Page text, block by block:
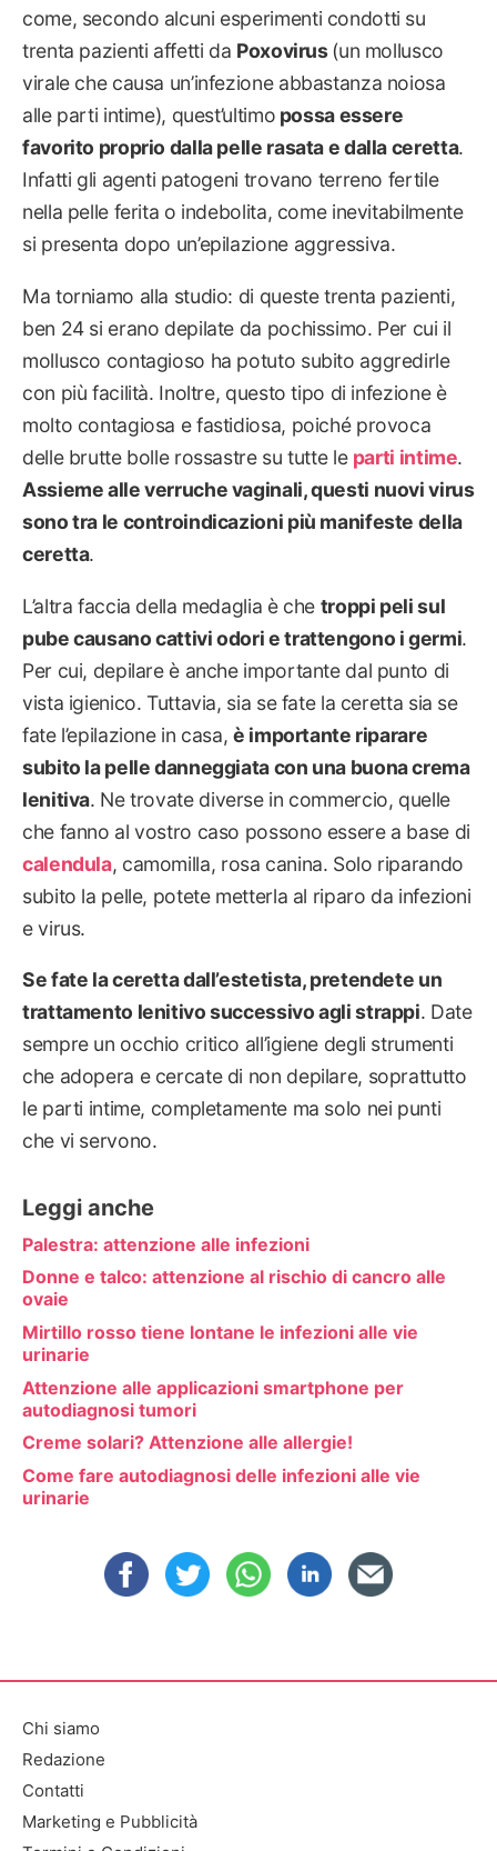
come, secondo alcuni esperimenti condotti su
trenta pazienti affetti da Poxovirus(un mollusco
virale che causa un’infezione abbastanza noiosa
alle parti intime), quest’ultimo possa essere
favorito proprio dalla pelle rasata e dalla ceretta.
Infatti gli agenti patogeni trovano terreno fertile
nella pelle ferita o indebolita, come inevitabilmente
si presenta dopo un’epilazione aggressiva.
Ma torniamo alla studio: di queste trenta pazienti,
ben 24 si erano depilate da pochissimo. Per cui il
mollusco contagioso ha potuto subito aggredirle
con più facilità. Inoltre, questo tipo di infezione è
molto contagiosa e fastidiosa, poiché provoca
delle brutte bolle rossastre su tutte le parti intime.
Assieme alle verruche vaginali, questi nuovi virus
sono tra le controindicazioni più manifeste della
ceretta.
L’altra faccia della medaglia è che troppi peli sul
pube causano cattivi odori e trattengono i germi.
Per cui, depilare è anche importante dal punto di
vista igienico. Tuttavia, sia se fate la ceretta sia se
fate l’epilazione in casa,è importante riparare
subito la pelle danneggiata con una buona crema
lenitiva. Ne trovate diverse in commercio, quelle
che fanno al vostro caso possono essere a base di
calendula, camomilla, rosa canina. Solo riparando
subito la pelle, potete metterla al riparo da infezioni
e virus.
Se fate la ceretta dall’estetista, pretendete un
trattamento lenitivo successivo agli strappi. Date
sempre un occhio critico all’igiene degli strumenti
che adopera e cercate di non depilare, soprattutto
le parti intime, completamente ma solo nei punti
che vi servono.
Leggi anche
Palestra: attenzione alle infezioni
Donne e talco: attenzione al rischio di cancro alle
ovaie
Mirtillo rosso tiene lontane le infezioni alle vie
urinarie
Attenzione alle applicazioni smartphone per
autodiagnosi tumori
Creme solari? Attenzione alle allergie!
Come fare autodiagnosi delle infezioni alle vie
urinarie
Chi siamo
Redazione
Contatti
Marketing e Pubblicità